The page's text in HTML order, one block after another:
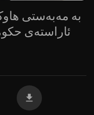
بە مەبەستی
ئاراستەی